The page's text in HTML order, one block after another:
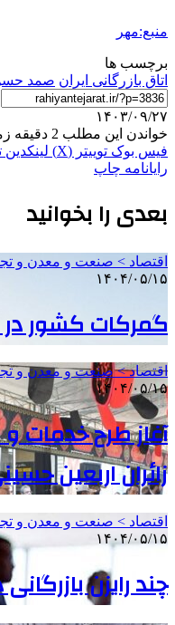
منبع:مهر
برچسب ها
اتاق بازرگانی ایران صمد
۱۴۰۳/۰۹/۲۷
خواندن این مطلب 2 دقیقه زمان میبرد
فیس بوک توییتر (X) لینکدین
رایانامه چاپ
بعدی را بخوانید
اقتصاد > صنعت و معدن و
۱۴۰۴/۰۵/۱۵
گمرکات کشور در
اقتصاد > صنعت و معدن و
۱۴۰۴/۰۵/۱۵
آغاز طرح خدمات و
زائران اربعین
اقتصاد > صنعت و معدن و
۱۴۰۴/۰۵/۱۵
چند رایزن بازرگانی